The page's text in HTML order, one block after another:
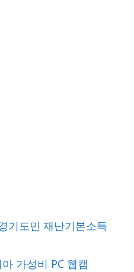
기도민 재난기본소득
가성비 PC 웹캠